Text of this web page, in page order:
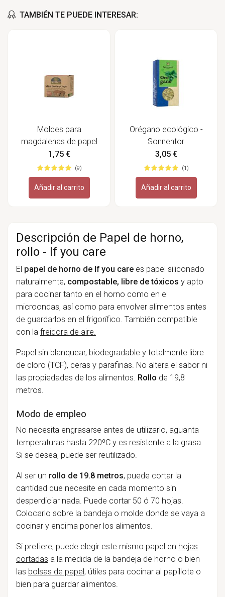
TAMBIÉN TE PUEDE INTERESAR:
Moldes para
magdalenas de papel
de hornear, pequeños -
If you care
1,75 €
(9)
Añadir al carrito
Orégano ecológico -
Sonnentor
3,05 €
(1)
Añadir al carrito
Descripción de Papel de horno,
rollo - If you care
El papel de horno de If you carees papel siliconado
naturalmente, compostable, libre de tóxicos y apto
para cocinar tanto en el horno como en el
microondas, así como para envolver alimentos antes
de guardarlos en el frigorífico. También compatible
con la freidora de aire.
Papel sin blanquear, biodegradable y totalmente libre
de cloro (TCF), ceras y parafinas. No altera el sabor ni
las propiedades de los alimentos. Rollo de 19,8
metros.
Modo de empleo
No necesita engrasarse antes de utilizarlo, aguanta
temperaturas hasta 220ºC y es resistente a la grasa.
Si se desea, puede ser reutilizado.
Al ser un rollo de 19.8 metros, puede cortar la
cantidad que necesite en cada momento sin
desperdiciar nada. Puede cortar 50 ó 70 hojas.
Colocarlo sobre la bandeja o molde donde se vaya a
cocinar y encima poner los alimentos.
Si prefiere, puede elegir este mismo papel en hojas
cortadas a la medida de la bandeja de horno o bien
las bolsas de papel, útiles para cocinar al papillote o
bien para guardar alimentos.